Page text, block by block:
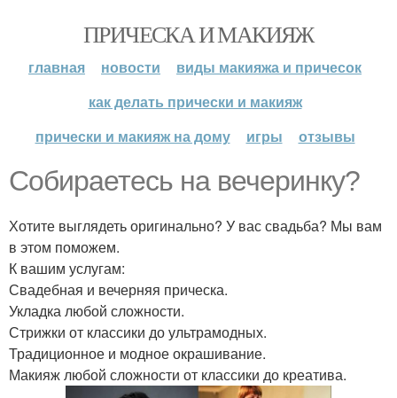
ПРИЧЕСКА И МАКИЯЖ
главная новости
виды макияжа и причесок
как делать прически и макияж
прически и макияж на дому
игры отзывы
Собираетесь на вечеринку?
Хотите выглядеть оригинально? У вас свадьба? Мы вам
в этом поможем.
К вашим услугам:
Свадебная и вечерняя прическа.
Укладка любой сложности.
Стрижки от классики до ультрамодных.
Традиционное и модное окрашивание.
Макияж любой сложности от классики до креатива.